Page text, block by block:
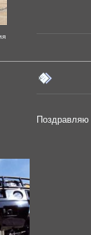
Поздравляю